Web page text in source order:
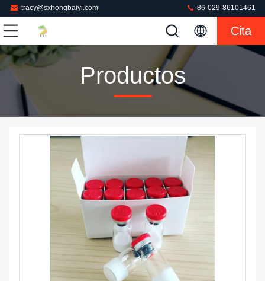
tracy@sxhongbaiyi.com 86-029-86101461
Cita
Productos